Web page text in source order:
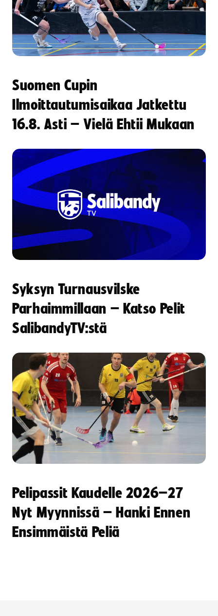
Suomen Cupin
Ilmoittautumisaikaa Jatkettu
16.8. Asti – Vielä Ehtii Mukaan
Syksyn Turnausvilske
Parhaimmillaan – Katso Pelit
SalibandyTV:stä
Pelipassit Kaudelle 2026–27
Nyt Myynnissä – Hanki Ennen
Ensimmäistä Peliä